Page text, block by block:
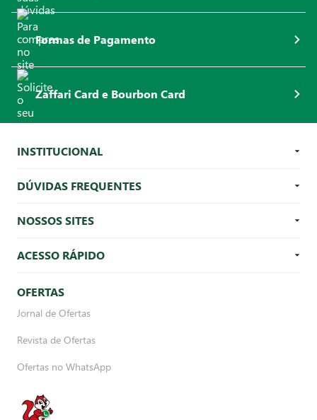
Formas de Pagamento
Zaffari Card e Bourbon Card
INSTITUCIONAL
DÚVIDAS FREQUENTES
NOSSOS SITES
ACESSO RÁPIDO
OFERTAS
Jornal de Ofertas
Revista de Ofertas
Ofertas no WhatsApp